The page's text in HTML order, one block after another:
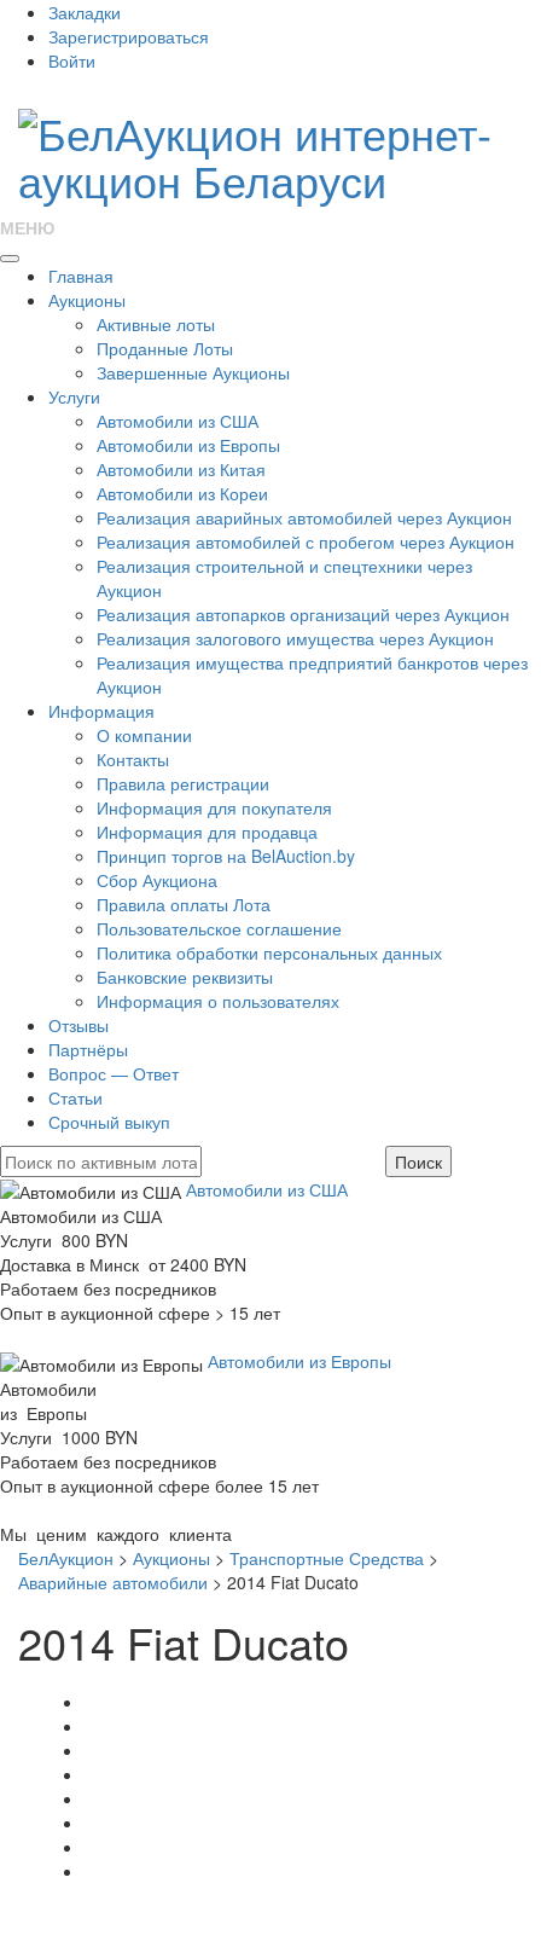
Закладки
Зарегистрироваться
Войти
МЕНЮ
Главная
Аукционы
Активные лоты
Проданные Лоты
Завершенные Аукционы
Услуги
Автомобили из США
Автомобили из Европы
Автомобили из Китая
Автомобили из Кореи
Реализация аварийных автомобилей через Аукцион
Реализация автомобилей с пробегом через Аукцион
Реализация строительной и спецтехники через
Аукцион
Реализация автопарков организаций через Аукцион
Реализация залогового имущества через Аукцион
Реализация имущества предприятий банкротов через
Аукцион
Информация
О компании
Контакты
Правила регистрации
Информация для покупателя
Информация для продавца
Принцип торгов на BelAuction.by
Сбор Аукциона
Правила оплаты Лота
Пользовательское соглашение
Политика обработки персональных данных
Банковские реквизиты
Информация о пользователях
Отзывы
Партнёры
Вопрос — Ответ
Статьи
Срочный выкуп
Автомобили из США
Автомобили из США
Услуги 800 BYN
Доставка в Минск от 2400 BYN
Работаем без посредников
Опыт в аукционной сфере > 15 лет
Автомобили из Европы
Автомобили
из Европы
Услуги 1000 BYN
Работаем без посредников
Опыт в аукционной сфере более 15 лет
Мы ценим каждого клиента
БелАукцион > Аукционы > Транспортные Средства >
Аварийные автомобили > 2014 Fiat Ducato
2014 Fiat Ducato